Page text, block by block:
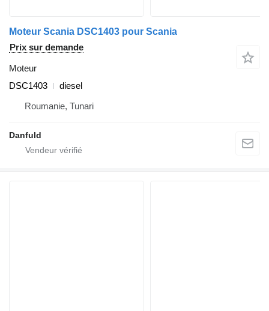
Moteur Scania DSC1403 pour Scania
Prix sur demande
Moteur
DSC1403
diesel
Roumanie, Tunari
Danfuld